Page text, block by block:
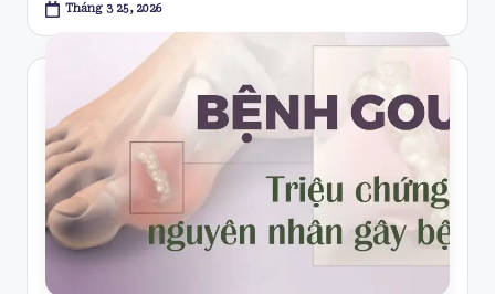
Tháng 3 25, 2026